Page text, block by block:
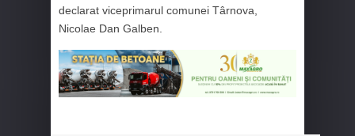
declarat viceprimarul comunei Târnova,
Nicolae Dan Galben.